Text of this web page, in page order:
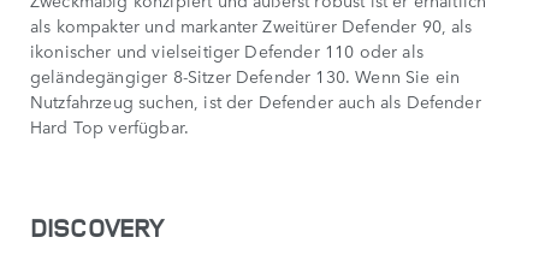
als kompakter und markanter Zweitürer Defender 90, als
ikonischer und vielseitiger Defender 110 oder als
geländegängiger 8-Sitzer Defender 130. Wenn Sie ein
Nutzfahrzeug suchen, ist der Defender auch als Defender
Hard Top verfügbar.
DISCOVERY